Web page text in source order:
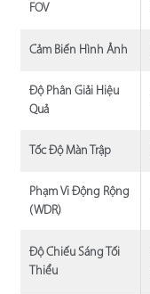
FOV
Cảm Biến Hình Ảnh
Độ Phân Giải Hiệu
Quả
Tốc Độ Màn Trập
Phạm Vi Động Rộng
(WDR)
Độ Chiếu Sáng Tối
Thiểu